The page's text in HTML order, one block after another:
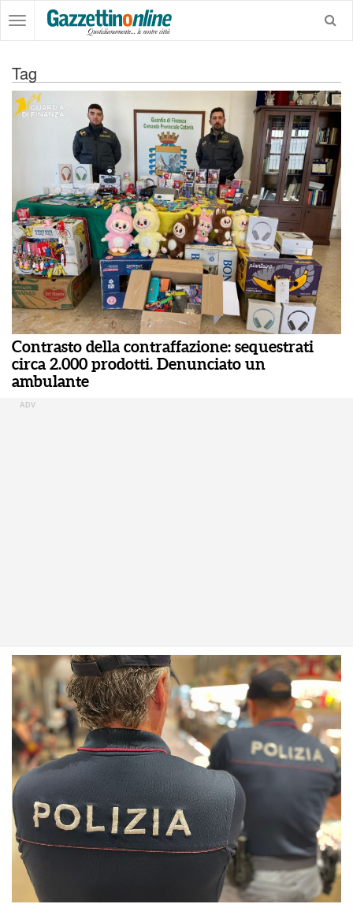
Tag
Contrasto della contraffazione: sequestrati
circa 2.000 prodotti. Denunciato un
ambulante